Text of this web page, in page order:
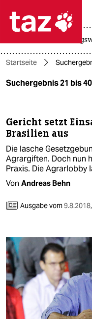
 taz
themen
öko
gesellschaft
kultur
sport
nord
wahrheit
verlag
verlag
Startseite
Suchergebnis 21 bis
Gericht setzt
Brasilien aus
Die lasche
Agrargiften. Doch nun
Praxis. Die Agrarlobby
Von Andreas Behn
Ausgabe vom9.8.2018,